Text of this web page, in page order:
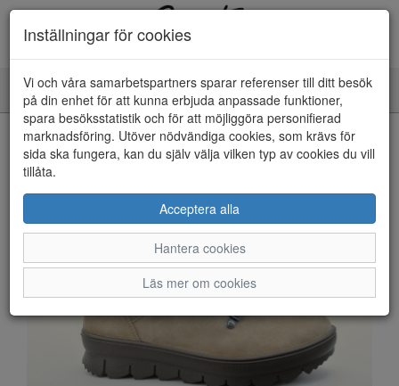
Toggle
navigation
HEM
Inställningar för cookies
Vi och våra samarbetspartners sparar referenser till ditt besök
på din enhet för att kunna erbjuda anpassade funktioner,
spara besöksstatistik och för att möjliggöra personifierad
marknadsföring. Utöver nödvändiga cookies, som krävs för
sida ska fungera, kan du själv välja vilken typ av cookies du vill
tillåta.
Acceptera alla
Hantera cookies
Läs mer om cookies